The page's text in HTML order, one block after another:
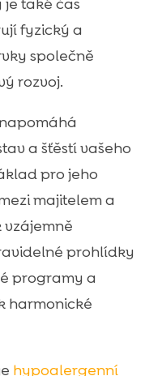
fyzický a
společně
rozvoj.
a šťěstí vašeho
pro jeho
majitelem a
vzájemně
prohlídky
programy a
harmonické
hypoalergenní